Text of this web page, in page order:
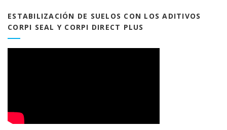
ESTABILIZACIÓN DE SUELOS CON LOS ADITIVOS
CORPI SEAL Y CORPI DIRECT PLUS